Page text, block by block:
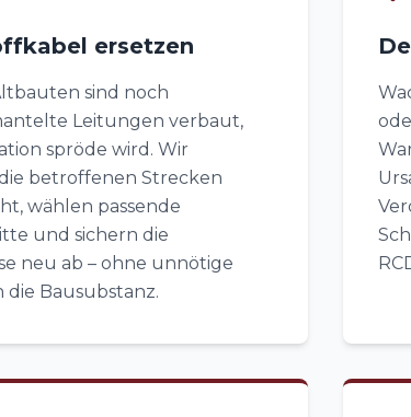
ersetzen
sind noch
Leitungen verbaut,
spröde wird. Wir
betroffenen Strecken
wählen passende
und sichern die
neu ab – ohne unnötige
die Bausubstanz.